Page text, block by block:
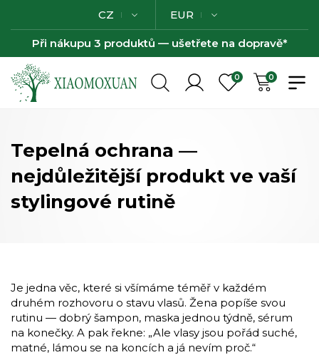
CZ EUR
Při nákupu 3 produktů — ušetřete na dopravě*
0 0
Tepelná ochrana —
nejdůležitější produkt ve vaší
stylingové rutině
Je jedna věc, které si všímáme téměř v každém
druhém rozhovoru o stavu vlasů. Žena popíše svou
rutinu — dobrý šampon, maska jednou týdně, sérum
na konečky. A pak řekne: „Ale vlasy jsou pořád suché,
matné, lámou se na koncích a já nevím proč.“